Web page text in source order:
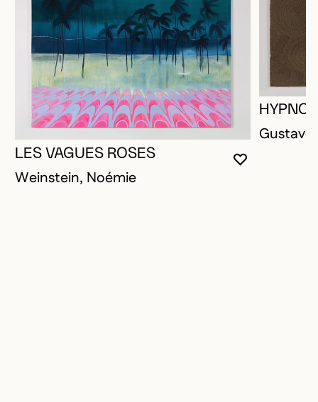
VOUS
FERMER
OUVRIR LA
LES VAGUES ROSES
Weinstein, Noémie